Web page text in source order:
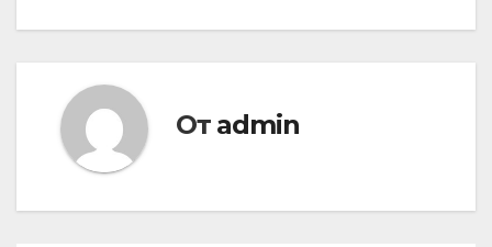
От admin